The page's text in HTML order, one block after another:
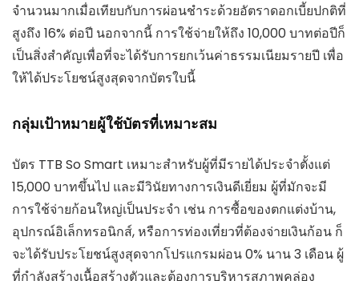
จำนวนมากเมื่อเทียบกับการผ่อนชำระด้วยอัตราดอกเบี้ยปกติที่
สูงถึง 16% ต่อปี นอกจากนี้ การใช้จ่ายให้ถึง 10,000 บาทต่อปีก็
เป็นสิ่งสำคัญเพื่อที่จะได้รับการยกเว้นค่าธรรมเนียมรายปี เพื่อ
ให้ได้ประโยชน์สูงสุดจากบัตรใบนี้
กลุ่มเป้าหมายผู้ใช้บัตรที่เหมาะสม
บัตร TTB So Smart เหมาะสำหรับผู้ที่มีรายได้ประจำตั้งแต่
15,000 บาทขึ้นไป และมีวินัยทางการเงินดีเยี่ยม ผู้ที่มักจะมี
การใช้จ่ายก้อนใหญ่เป็นประจำ เช่น การซื้อของตกแต่งบ้าน,
อุปกรณ์อิเล็กทรอนิกส์, หรือการท่องเที่ยวที่ต้องจ่ายเงินก้อน ก็
จะได้รับประโยชน์สูงสุดจากโปรแกรมผ่อน 0% นาน 3 เดือน ผู้
ที่กำลังสร้างเนื้อสร้างตัวและต้องการบริหารสภาพคล่อง